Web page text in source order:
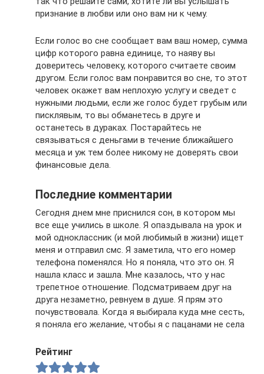
признание в любви или оно вам ни к чему.
Если голос во сне сообщает вам ваш номер, сумма
цифр которого равна единице, то наяву вы
доверитесь человеку, которого считаете своим
другом. Если голос вам понравится во сне, то этот
человек окажет вам неплохую услугу и сведет с
нужными людьми, если же голос будет грубым или
писклявым, то вы обманетесь в друге и
останетесь в дураках. Постарайтесь не
связываться с деньгами в течение ближайшего
месяца и уж тем более никому не доверять свои
финансовые дела.
Последние комментарии
Сегодня днем мне приснился сон, в котором мы
все еще учились в школе. Я опаздывала на урок и
мой одноклассник (и мой любимый в жизни) ищет
меня и отправил смс. Я заметила, что его номер
телефона поменялся. Но я поняла, что это он. Я
нашла класс и зашла. Мне казалось, что у нас
трепетное отношение. Подсматриваем друг на
друга незаметно, ревнуем в душе. Я прям это
почувствовала. Когда я выбирала куда мне сесть,
я поняла его желание, чтобы я с пацанами не села
Рейтинг